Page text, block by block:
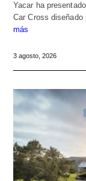
Yacar ha
Car Cross
más
3 agosto, 2026